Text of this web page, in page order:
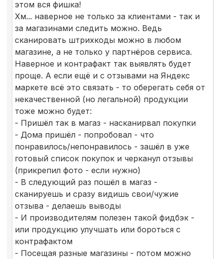
этом вся фишка!
Хм... наверное не только за клиентами - так и
за магазинами следить можно. Ведь
сканировать штрихкоды можно в любом
магазине, а не только у партнёров сервиса.
Наверное и контрафакт так выявлять будет
проще. А если ещё и с отзывами на Яндекс
маркете всё это связать - то оберегать себя от
некачественной (но легальной) продукции
тоже можно будет:
- Пришёл так в магаз - насканирвал покупки
- Дома пришёл - попробовал - что
понравилось/непонравилось - зашёл в уже
готовый список покупок и черканул отзывы
(прикрепил фото - если нужно)
- В следующий раз пошёл в магаз -
сканируешь и сразу видишь свои/чужие
отзыва - делаешь выводы
- И производителям полезен такой фидбэк -
или продукцию улучшать или бороться с
контрафактом
- Посещая разные магазины - потом можно